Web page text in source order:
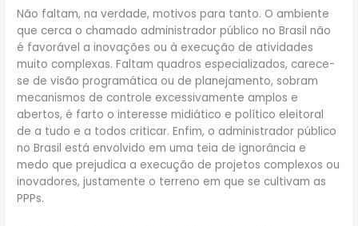
Não faltam, na verdade, motivos para tanto. O ambiente
que cerca o chamado administrador público no Brasil não
é favorável a inovações ou à execução de atividades
muito complexas. Faltam quadros especializados, carece-
se de visão programática ou de planejamento, sobram
mecanismos de controle excessivamente amplos e
abertos, é farto o interesse midiático e político eleitoral
de a tudo e a todos criticar. Enfim, o administrador público
no Brasil está envolvido em uma teia de ignorância e
medo que prejudica a execução de projetos complexos ou
inovadores, justamente o terreno em que se cultivam as
PPPs.